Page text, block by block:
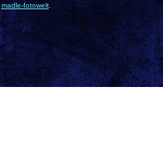
madle-fotowelt.